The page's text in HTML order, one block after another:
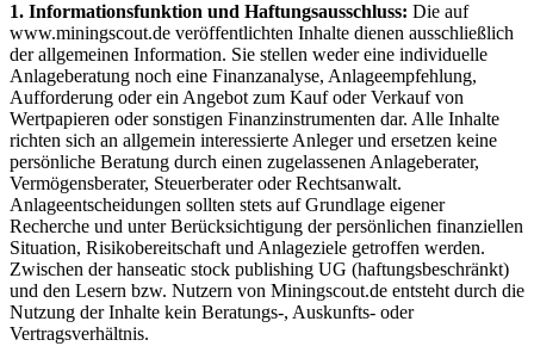
1. Informationsfunktion und Haftungsausschluss: Die auf
www.miningscout.de veröffentlichten Inhalte dienen ausschließlich
der allgemeinen Information. Sie stellen weder eine individuelle
Anlageberatung noch eine Finanzanalyse, Anlageempfehlung,
Aufforderung oder ein Angebot zum Kauf oder Verkauf von
Wertpapieren oder sonstigen Finanzinstrumenten dar. Alle Inhalte
richten sich an allgemein interessierte Anleger und ersetzen keine
persönliche Beratung durch einen zugelassenen Anlageberater,
Vermögensberater, Steuerberater oder Rechtsanwalt.
Anlageentscheidungen sollten stets auf Grundlage eigener
Recherche und unter Berücksichtigung der persönlichen finanziellen
Situation, Risikobereitschaft und Anlageziele getroffen werden.
Zwischen der hanseatic stock publishing UG (haftungsbeschränkt)
und den Lesern bzw. Nutzern von Miningscout.de entsteht durch die
Nutzung der Inhalte kein Beratungs-, Auskunfts- oder
Vertragsverhältnis.